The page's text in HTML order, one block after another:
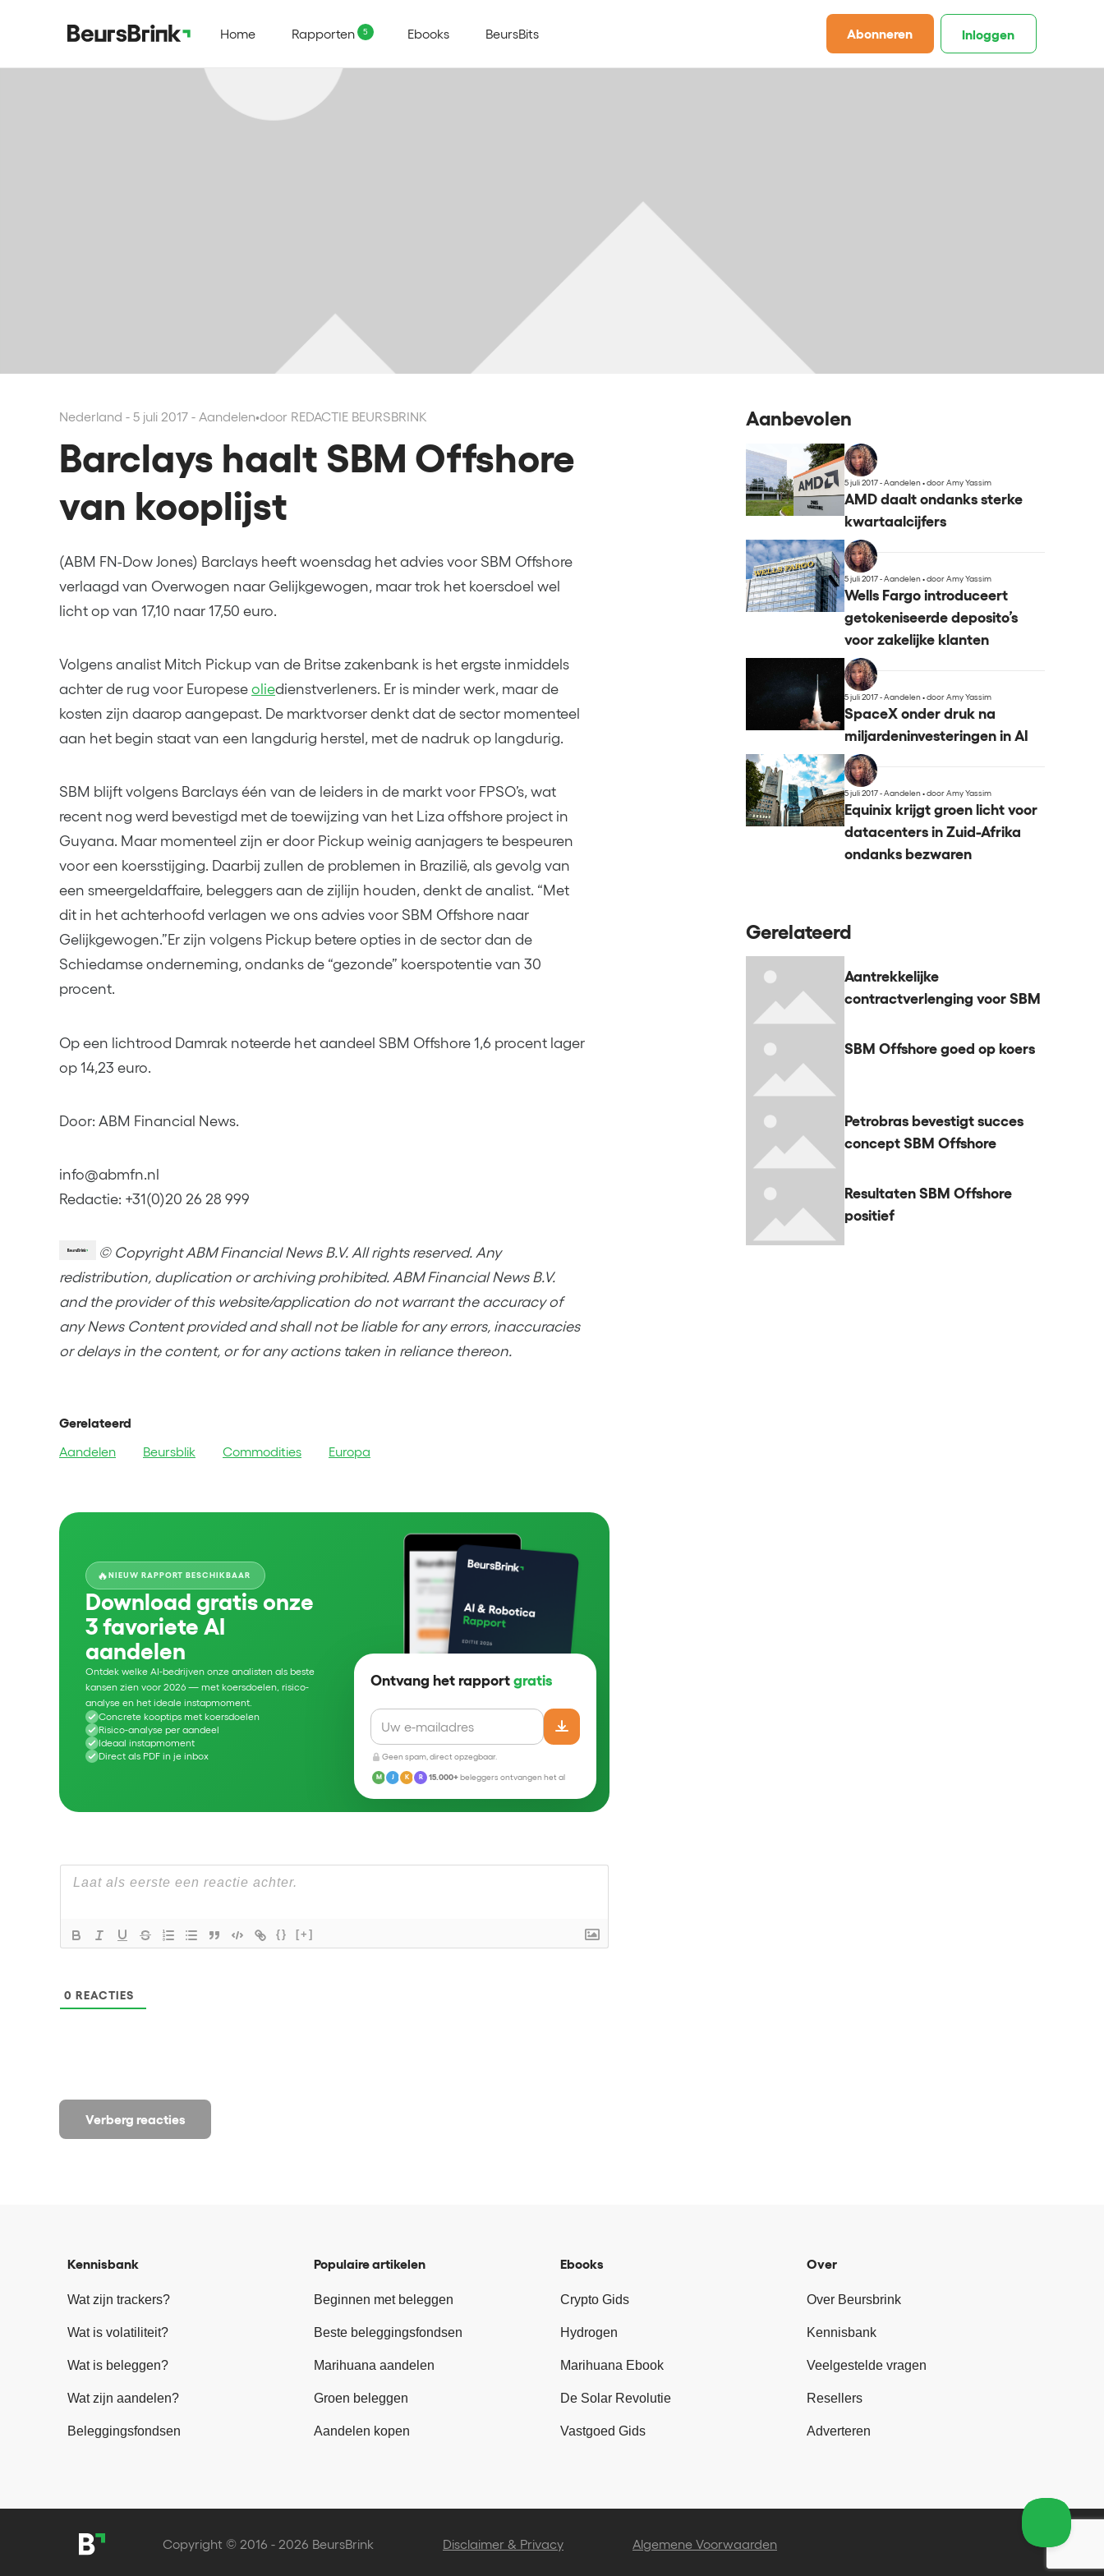
Home Rapporten Ebooks BeursBits Abonneren Inloggen
Nederland - 5 juli 2017 - Aandelen•door REDACTIE BEURSBRINK
Barclays haalt SBM Offshore
van kooplijst
(ABM FN-Dow Jones) Barclays heeft woensdag het advies voor SBM Offshore
verlaagd van Overwogen naar Gelijkgewogen, maar trok het koersdoel wel
licht op van 17,10 naar 17,50 euro.
Volgens analist Mitch Pickup van de Britse zakenbank is het ergste inmiddels
achter de rug voor Europese oliedienstverleners. Er is minder werk, maar de
kosten zijn daarop aangepast. De marktvorser denkt dat de sector momenteel
aan het begin staat van een langdurig herstel, met de nadruk op langdurig.
SBM blijft volgens Barclays één van de leiders in de markt voor FPSO’s, wat
recent nog werd bevestigd met de toewijzing van het Liza offshore project in
Guyana. Maar momenteel zijn er door Pickup weinig aanjagers te bespeuren
voor een koersstijging. Daarbij zullen de problemen in Brazilië, als gevolg van
een smeergeldaffaire, beleggers aan de zijlijn houden, denkt de analist. “Met
dit in het achterhoofd verlagen we ons advies voor SBM Offshore naar
Gelijkgewogen.”Er zijn volgens Pickup betere opties in de sector dan de
Schiedamse onderneming, ondanks de “gezonde” koerspotentie van 30
procent.
Op een lichtrood Damrak noteerde het aandeel SBM Offshore 1,6 procent lager
op 14,23 euro.
Door: ABM Financial News.
info@abmfn.nl
Redactie: +31(0)20 26 28 999
© Copyright ABM Financial News B.V. All rights reserved. Any
redistribution, duplication or archiving prohibited. ABM Financial News B.V.
and the provider of this website/application do not warrant the accuracy of
any News Content provided and shall not be liable for any errors, inaccuracies
or delays in the content, or for any actions taken in reliance thereon.
Gerelateerd
Aandelen
Beursblik Commodities Europa
🔥NIEUW RAPPORT BESCHIKBAAR
Download gratis onze
3 favoriete AI
aandelen
Ontdek welke AI-bedrijven onze analisten als beste
kansen zien voor 2026 — met koersdoelen, risico-
analyse en het ideale instapmoment.
Concrete kooptips met koersdoelen
Risico-analyse per aandeel
Ideaal instapmoment
Direct als PDF in je inbox
Ontvang het rapport gratis
Geen spam, direct opzegbaar.
M J K R 15.000+beleggers ontvangen het al
Verberg reacties
{} [+]
0 REACTIES
Aanbevolen
5 juli 2017 - Aandelen•door Amy Yassim
AMD daalt ondanks sterke
kwartaalcijfers
5 juli 2017 - Aandelen•door Amy Yassim
Wells Fargo introduceert
getokeniseerde deposito’s
voor zakelijke klanten
5 juli 2017 - Aandelen•door Amy Yassim
SpaceX onder druk na
miljardeninvesteringen in AI
5 juli 2017 - Aandelen•door Amy Yassim
Equinix krijgt groen licht voor
datacenters in Zuid-Afrika
ondanks bezwaren
Gerelateerd
Aantrekkelijke
contractverlenging voor SBM
SBM Offshore goed op koers
Petrobras bevestigt succes
concept SBM Offshore
Resultaten SBM Offshore
positief
Kennisbank
Wat zijn trackers?
Wat is volatiliteit?
Wat is beleggen?
Wat zijn aandelen?
Beleggingsfondsen
Populaire artikelen
Beginnen met beleggen
Beste beleggingsfondsen
Marihuana aandelen
Groen beleggen
Aandelen kopen
Ebooks
Crypto Gids
Hydrogen
Marihuana Ebook
De Solar Revolutie
Vastgoed Gids
Over
Over Beursbrink
Kennisbank
Veelgestelde vragen
Resellers
Adverteren
Copyright © 2016 - 2026 BeursBrink Disclaimer & Privacy Algemene Voorwaarden